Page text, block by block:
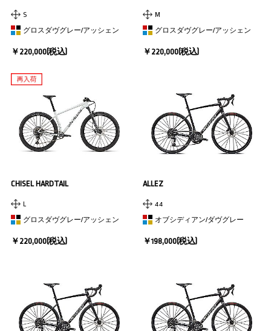
S
グロスダヴグレー/アッシェン
￥220,000(税込)
M
グロスダヴグレー/アッシェン
￥220,000(税込)
CHISEL HARDTAIL
L
グロスダヴグレー/アッシェン
￥220,000(税込)
ALLEZ
44
オブシディアン/ダヴグレー
￥198,000(税込)